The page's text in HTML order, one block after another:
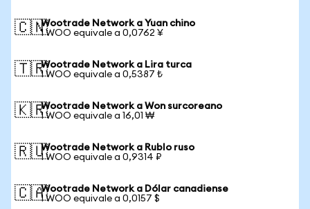
🇨🇳Wootrade Network a Yuan chino
1 WOO equivale a 0,0762 ¥
🇹🇷Wootrade Network a Lira turca
1 WOO equivale a 0,5387 ₺
🇰🇷Wootrade Network a Won surcoreano
1 WOO equivale a 16,01 ₩
🇷🇺Wootrade Network a Rublo ruso
1 WOO equivale a 0,9314 ₽
🇨🇦Wootrade Network a Dólar canadiense
1 WOO equivale a 0,0157 $